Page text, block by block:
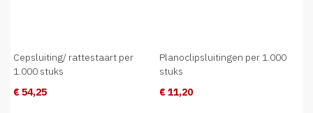
Cepsluiting/ rattestaart per
1.000 stuks
€ 54,25
Planoclipsluitingen per 1.000
stuks
€ 11,20